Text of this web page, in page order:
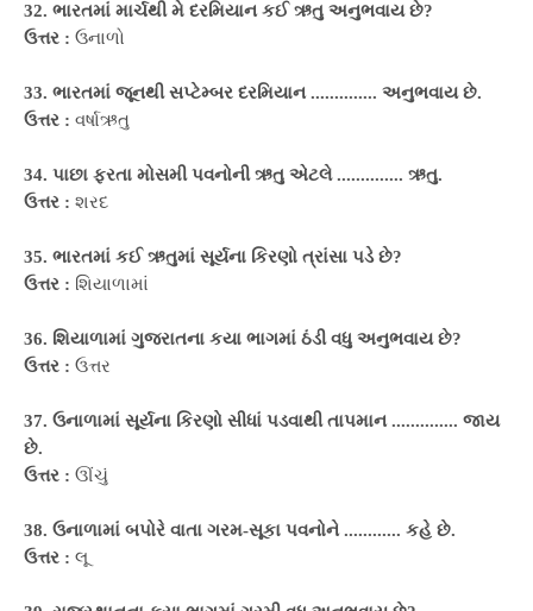
32. ભારતમાં માર્ચથી મે દરમિયાન કઈ ઋતુ અનુભવાય છે?
ઉત્તર : ઉનાળો
33. ભારતમાં જૂનથી સપ્ટેમ્બર દરમિયાન .............. અનુભવાય છે.
ઉત્તર : વર્ષાઋતુ
34. પાછા ફરતા મોસમી પવનોની ઋતુ એટલે .............. ઋતુ.
ઉત્તર : શરદ
35. ભારતમાં કઈ ઋતુમાં સૂર્યના કિરણો ત્રાંસા પડે છે?
ઉત્તર : શિયાળામાં
36. શિયાળામાં ગુજરાતના કયા ભાગમાં ઠંડી વધુ અનુભવાય છે?
ઉત્તર : ઉત્તર
37. ઉનાળામાં સૂર્યના કિરણો સીધાં પડવાથી તાપમાન .............. જાય
છે.
ઉત્તર : ઊંચું
38. ઉનાળામાં બપોરે વાતા ગરમ-સૂકા પવનોને ............ કહે છે.
ઉત્તર : લૂ